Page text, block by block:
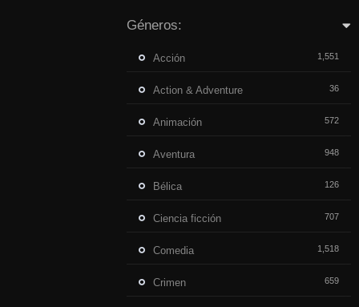
Géneros:
Acción 1,551
Action & Adventure 36
Animación 572
Aventura 948
Bélica 126
Ciencia ficción 707
Comedia 1,518
Crimen 659